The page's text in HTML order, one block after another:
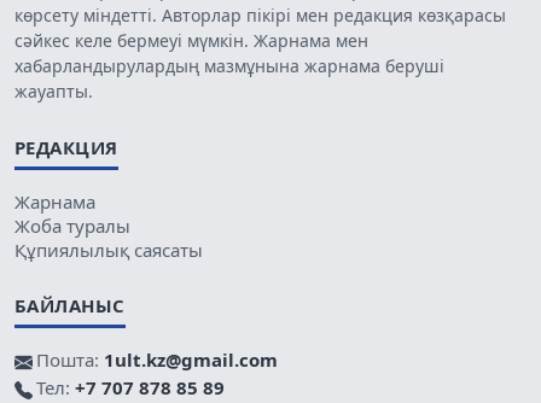
көрсету міндетті. Авторлар пікірі мен редакция көзқарасы
сәйкес келе бермеуі мүмкін. Жарнама мен
хабарландырулардың мазмұнына жарнама беруші
жауапты.
РЕДАКЦИЯ
Жарнама
Жоба туралы
Құпиялылық саясаты
БАЙЛАНЫС
Пошта: 1ult.kz@gmail.com
Тел: +7 707 878 85 89